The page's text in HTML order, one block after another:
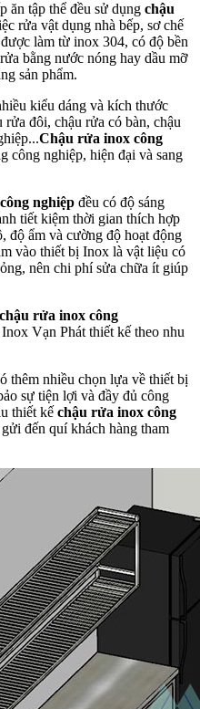
ăn tập thể đều sử dụng chậu
rửa vật dụng nhà bếp, sơ chế
làm từ inox 304, có độ bền
bằng nước nóng hay dầu mỡ
sản phẩm.
kiểu dáng và kích thước
đôi, chậu rửa có bàn, chậu
Chậu rửa inox công
công nghiệp, hiện đại và sang
nghiệp đều có độ sáng
tiết kiệm thời gian thích hợp
độ ẩm và cường độ hoạt động
vào thiết bị Inox là vật liệu có
nên chi phí sửa chữa ít giúp
chậu rửa inox công
Vạn Phát thiết kế theo nhu
thêm nhiều chọn lựa về thiết bị
sự tiện lợi và đầy đủ công
thiết kế chậu rửa inox công
đến quí khách hàng tham